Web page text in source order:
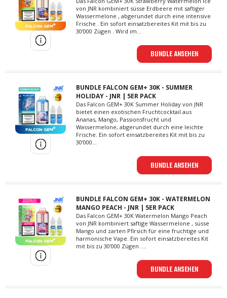
von JNR kombiniert süsse Erdbeere mit saftiger
Wassermelone , abgerundet durch eine intensive
Frische . Ein sofort einsatzbereites Kit mit bis zu
30’000 Zügen . Wird im...
BUNDLE ANSEHEN
BUNDLE FALCON GEM+ 30K - SUMMER
HOLIDAY - JNR | 5ER PACK
Das Falcon GEM+ 30K Summer Holiday von JNR
bietet einen exotischen Fruchtcocktail aus
Ananas, Mango, Passionsfrucht und
Wassermelone, abgerundet durch eine leichte
Frische. Ein sofort einsatzbereites Kit mit bis zu
30’000...
BUNDLE ANSEHEN
BUNDLE FALCON GEM+ 30K - WATERMELON
MANGO PEACH - JNR | 5ER PACK
Das Falcon GEM+ 30K Watermelon Mango Peach
von JNR kombiniert saftige Wassermelone , süsse
Mango und zarten Pfirsich für eine fruchtige und
harmonische Vape. Ein sofort einsatzbereites Kit
mit bis zu 30’000 Zügen ....
BUNDLE ANSEHEN